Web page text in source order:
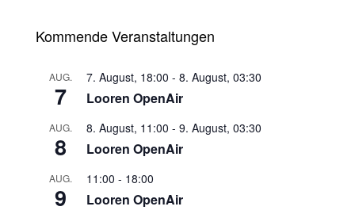
Kommende Veranstaltungen
AUG.
7
7. August, 18:00 - 8. August, 03:30
Looren OpenAir
AUG.
8
8. August, 11:00 - 9. August, 03:30
Looren OpenAir
AUG.
9
11:00 - 18:00
Looren OpenAir